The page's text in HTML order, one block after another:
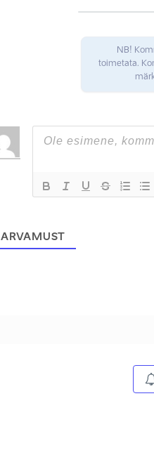
NB!
toimetata.
ARVAMUST